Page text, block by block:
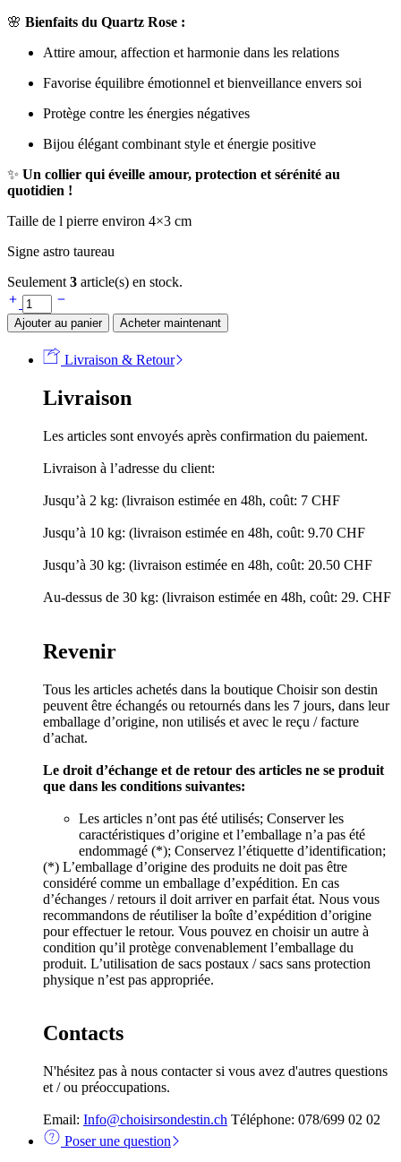
🌸 Bienfaits du Quartz Rose :
Attire amour, affection et harmonie dans les relations
Favorise équilibre émotionnel et bienveillance envers soi
Protège contre les énergies négatives
Bijou élégant combinant style et énergie positive
✨ Un collier qui éveille amour, protection et sérénité au
quotidien !
Taille de l pierre environ 4×3 cm
Signe astro taureau
Seulement 3 article(s) en stock.
Collier
quartz
rose
Ajouter au panier Acheter maintenant
Livraison & Retour
Livraison
Les articles sont envoyés après confirmation du paiement.
Livraison à l’adresse du client:
Jusqu’à 2 kg: (livraison estimée en 48h, coût: 7 CHF
Jusqu’à 10 kg: (livraison estimée en 48h, coût: 9.70 CHF
Jusqu’à 30 kg: (livraison estimée en 48h, coût: 20.50 CHF
Au-dessus de 30 kg: (livraison estimée en 48h, coût: 29. CHF
Revenir
Tous les articles achetés dans la boutique Choisir son destin
peuvent être échangés ou retournés dans les 7 jours, dans leur
emballage d’origine, non utilisés et avec le reçu / facture
d’achat.
Le droit d’échange et de retour des articles ne se produit
que dans les conditions suivantes:
Les articles n’ont pas été utilisés; Conserver les
caractéristiques d’origine et l’emballage n’a pas été
endommagé (*); Conservez l’étiquette d’identification;
(*) L’emballage d’origine des produits ne doit pas être
considéré comme un emballage d’expédition. En cas
d’échanges / retours il doit arriver en parfait état. Nous vous
recommandons de réutiliser la boîte d’expédition d’origine
pour effectuer le retour. Vous pouvez en choisir un autre à
condition qu’il protège convenablement l’emballage du
produit. L’utilisation de sacs postaux / sacs sans protection
physique n’est pas appropriée.
Contacts
N'hésitez pas à nous contacter si vous avez d'autres questions
et / ou préoccupations.
Email: Info@choisirsondestin.ch Téléphone: 078/699 02 02
Poser une question